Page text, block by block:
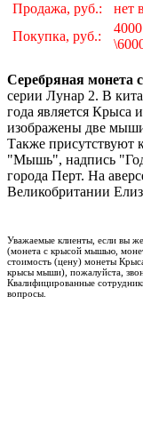
Продажа, руб.:
нет
Покупка, руб.:
4000
Серебряная монета
серии Лунар 2. В
года является
изображены две
Также присутствуют
"Мышь", надпись
города Перт. На
Великобритании
Уважаемые клиенты, если вы
(монета с крысой мышью,
стоимость (цену) монеты
крысы мыши), пожалуйста,
Квалифицированные
вопросы.